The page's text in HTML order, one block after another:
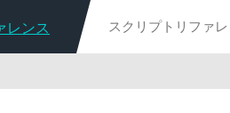
レンス